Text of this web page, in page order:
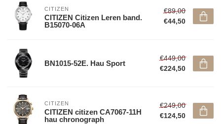
CITIZEN
CITIZEN Citizen Leren band.
B15070-06A
€89,00
€44,50
BN1015-52E. Hau Sport
€449,00
€224,50
CITIZEN
CITIZEN citizen CA7067-11H
hau chronograph
€249,00
€124,50